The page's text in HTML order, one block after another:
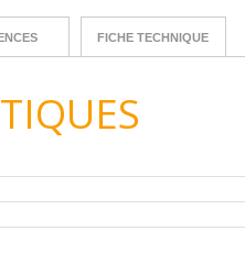
FICHE TECHNIQUE